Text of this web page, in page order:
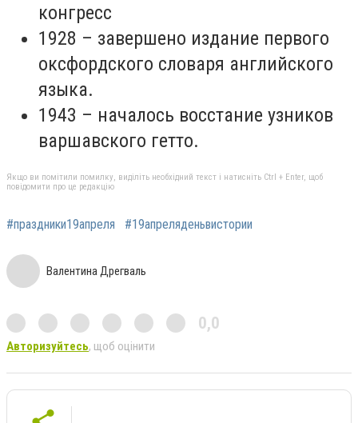
конгресс
1928 – завершено издание первого
оксфордского словаря английского
языка.
1943 – началось восстание узников
варшавского гетто.
Якщо ви помітили помилку, виділіть необхідний текст і натисніть Ctrl + Enter, щоб
повідомити про це редакцію
#праздники19апреля #19апреляденьвистории
Валентина Дрегваль
0,0
Авторизуйтесь, щоб оцінити